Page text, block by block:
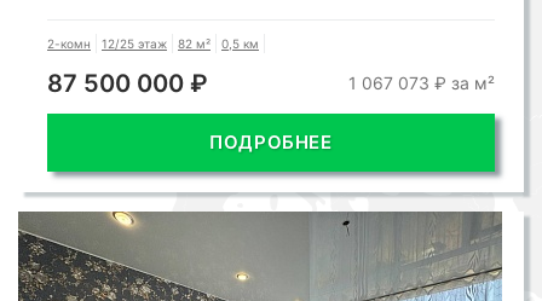
2-комн 12/25 этаж 82 м² 0,5 км
87 500 000 ₽ 1 067 073 ₽ за м²
ПОДРОБНЕЕ